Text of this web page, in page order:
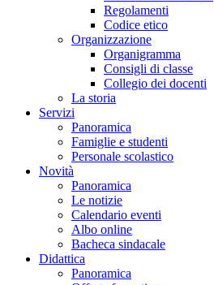
Regolamenti
Codice etico
Organizzazione
Organigramma
Consigli di classe
Collegio dei docenti
La storia
Servizi
Panoramica
Famiglie e studenti
Personale scolastico
Novità
Panoramica
Le notizie
Calendario eventi
Albo online
Bacheca sindacale
Didattica
Panoramica